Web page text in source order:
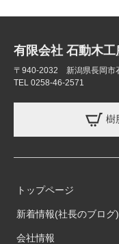
有限会社 石動木工
〒940-2032 新潟県長岡市
TEL 0258-46-2571
樹
トップページ
新着情報(社長のブログ)
会社情報